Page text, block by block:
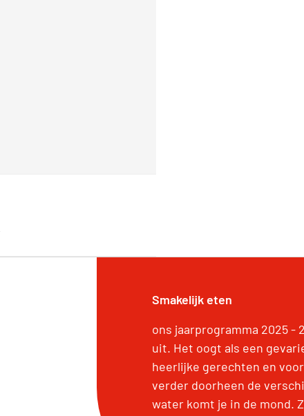
Smakelijk eten
ons jaarprogramma 2025 -
uit. Het oogt als een
heerlijke gerechten en
verder doorheen de
water komt je in de mond.